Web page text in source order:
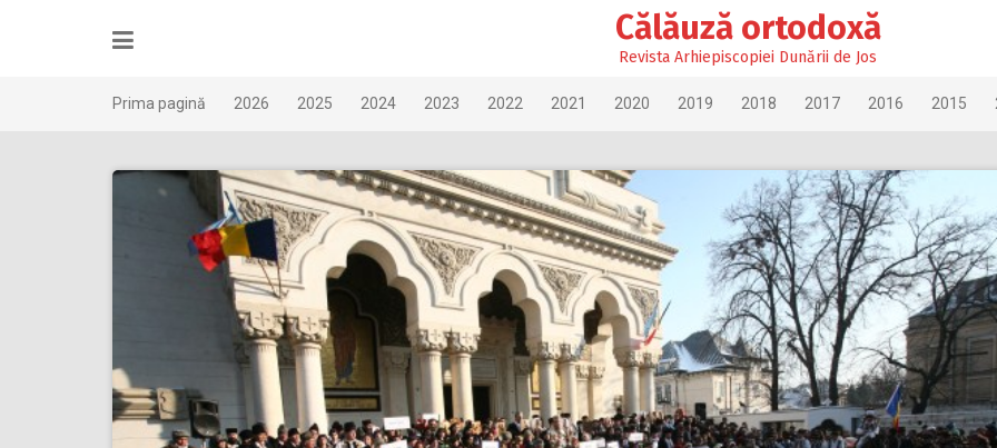
Călăuză ortodoxă
Revista Arhiepiscopiei Dunării de Jos
Prima pagină 2026 2025 2024 2023 2022 2021 2020 2019 2018 2017 2016 2015